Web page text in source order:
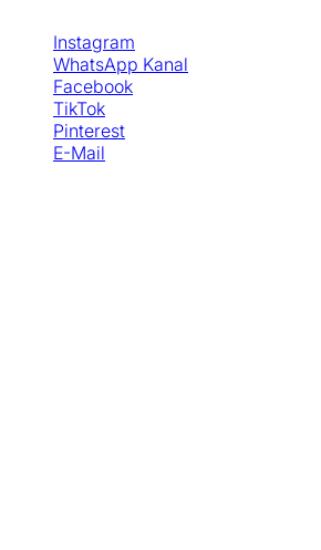
Instagram
WhatsApp Kanal
Facebook
TikTok
Pinterest
E-Mail